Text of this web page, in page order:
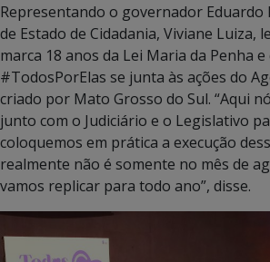
Representando o governador Eduardo
de Estado de Cidadania, Viviane Luiza,
marca 18 anos da Lei Maria da Penha
#TodosPorElas se junta às ações do
criado por Mato Grosso do Sul. “Aqui
junto com o Judiciário e o Legislativo
coloquemos em prática a execução
realmente não é somente no mês de
vamos replicar para todo ano”, disse.